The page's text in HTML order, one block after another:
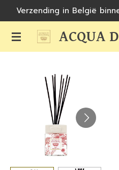
naar
de
ACQUA
Verzending in België